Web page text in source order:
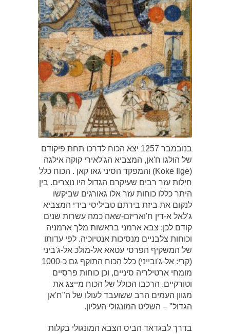
בנובמבר 1257 יצא הכוח לדרכו תחת פיקודם
של הולגו ח'אן, המצביא הג'לאירי קוקה אילגה
(Koke Ilge) והמפקד הסיני גאו קאן . הכוח כלל
חילות עזר רבים שעיקרם הגדול היו נוצרים. בין
היתר כללו כוחות עזר אלו גאורגים שביקשו
לנקום את ביזת בירתם טביליסי בידי המצביא
ג'לאל א-דין ח'ואריזם-שאה כמה עשרות שנים
קודם לכן; צבא ארמני בראשות מלך ארמניה
וכוחות צלבניים מנסיכות אנטיוכיה. לפי עדותו
של המשקיף הפרסי עטאא אל-מולכ אל-ג'ביני
(קרי: אל-ג'ובייני) כלל הכוח התוקף גם כ-1000
מומחי ארטילריה סיניים, וכן כוחות פרסיים
וטורקיים. הרכבו הכולל של הכוח מייצג את
מגוון העמים הרב ששועבד לעולו של ה"ח'אן
הגדול" – השליט המונגולי העליון.
בדרך לבגדאד הביס הצבא המונגולי בקלות